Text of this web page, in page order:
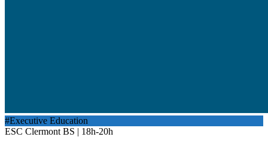
#Executive Education
ESC Clermont BS | 18h-20h